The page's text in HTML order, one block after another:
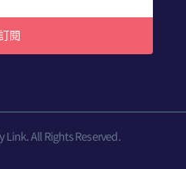
閱
All Rights Reserved.